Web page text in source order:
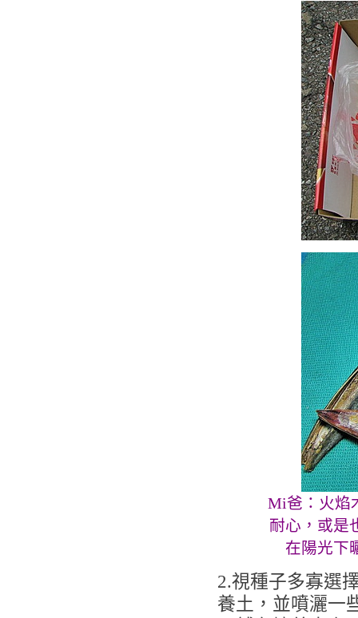
Mi爸：火焰
耐心，或是
在陽光下
2.視種子多寡選
養土，並噴灑一